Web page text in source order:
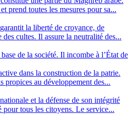
prend toutes les mesures pour sa...
la liberté de croyance, de
des cultes. Il assure la neutralité des...
de la société. Il incombe à l’État de
dans la construction de la patrie.
propices au développement des...
et la défense de son intégrité
pour tous les citoyens. Le service...